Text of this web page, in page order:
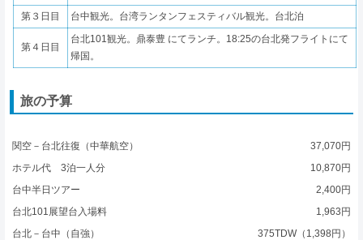
第３日目
台中観光。台湾ランタンフェスティバル観光。台北泊
第４日目
台北101観光。鼎泰豊 にてランチ。18:25の台北発フライトにて
帰国。
旅の予算
関空－台北往復（中華航空）
37,070円
ホテル代 3泊一人分
10,870円
台中半日ツアー
2,400円
台北101展望台入場料
1,963円
台北－台中（自強）
375TDW（1,398円）